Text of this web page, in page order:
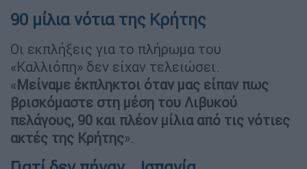
90 μίλια νότια της Κρήτης
Οι εκπλήξεις για το πλήρωμα του
«Καλλιόπη» δεν είχαν τελειώσει.
«Μείναμε έκπληκτοι όταν μας είπαν πως
βρισκόμαστε στη μέση του Λιβυκού
πελάγους, 90 και πλέον μίλια από τις νότιες
ακτές της Κρήτης».